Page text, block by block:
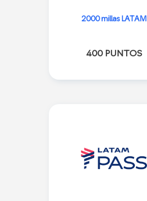
2000 millas LATAM
400 PUNTOS